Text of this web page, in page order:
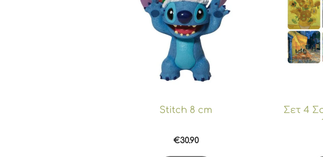
Stitch 8 cm
€30.90
Σετ 4